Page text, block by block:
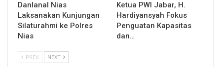
Danlanal Nias
Laksanakan Kunjungan
Silaturahmi ke Polres
Nias
Ketua PWI Jabar, H.
Hardiyansyah Fokus
Penguatan Kapasitas
dan…
PREV NEXT